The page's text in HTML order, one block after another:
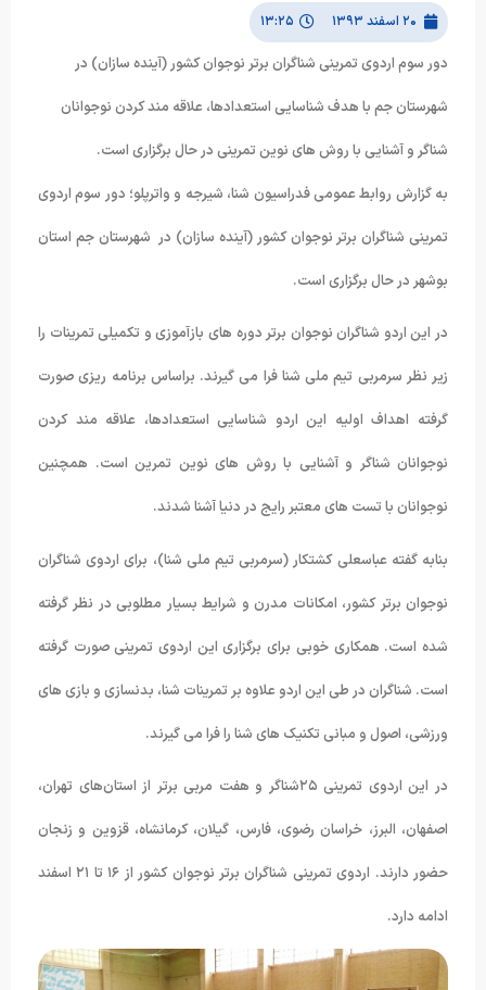
۲۰ اسفند ۱۳۹۳ ۱۳:۲۵
دور سوم اردوی تمرینی شناگران برتر نوجوان کشور (آینده سازان) در
شهرستان جم با هدف شناسایی استعدادها، علاقه مند کردن نوجوانان
شناگر و آشنایی با روش های نوین تمرینی در حال برگزاری است.
به گزارش روابط عمومی فدراسیون شنا، شیرجه و واترپلو؛ دور سوم اردوی
تمرینی شناگران برتر نوجوان کشور (آینده سازان) در شهرستان جم استان
بوشهر در حال برگزاری است.
در این اردو شناگران نوجوان برتر دوره های بازآموزی و تکمیلی تمرینات را
زیر نظر سرمربی تیم ملی شنا فرا می گیرند. براساس برنامه ریزی صورت
گرفته اهداف اولیه این اردو شناسایی استعدادها، علاقه مند کردن
نوجوانان شناگر و آشنایی با روش های نوین تمرین است. همچنین
نوجوانان با تست های معتبر رایج در دنیا آشنا شدند.
بنابه گفته عباسعلی کشتکار (سرمربی تیم ملی شنا)، برای اردوی شناگران
نوجوان برتر کشور، امکانات مدرن و شرایط بسیار مطلوبی در نظر گرفته
شده است. همکاری خوبی برای برگزاری این اردوی تمرینی صورت گرفته
است. شناگران در طی این اردو علاوه بر تمرینات شنا، بدنسازی و بازی های
ورزشی، اصول و مبانی تکنیک های شنا را فرا می گیرند.
در این اردوی تمرینی ۲۵شناگر و هفت مربی برتر از استان‌های تهران،
اصفهان، البرز، خراسان رضوی، فارس، گیلان، کرمانشاه، قزوین و زنجان
حضور دارند. اردوی تمرینی شناگران برتر نوجوان کشور از ۱۶ تا ۲۱ اسفند
ادامه دارد.